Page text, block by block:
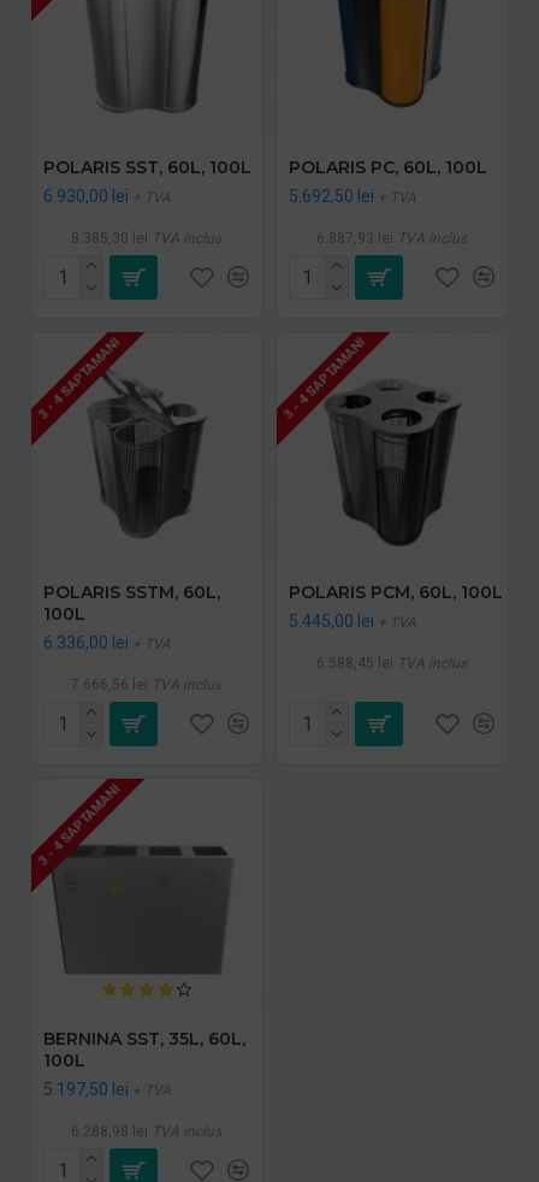
POLARIS SST, 60L, 100L
6.930,00 lei + TVA
8.385,30 lei TVA inclus
POLARIS PC, 60L, 100L
5.692,50 lei + TVA
6.887,93 lei TVA inclus
3 - 4 SAPTAMANI
POLARIS SSTM, 60L,
100L
6.336,00 lei + TVA
7.666,56 lei TVA inclus
3 - 4 SAPTAMANI
POLARIS PCM, 60L, 100L
5.445,00 lei + TVA
6.588,45 lei TVA inclus
3 - 4 SAPTAMANI
BERNINA SST, 35L, 60L,
100L
5.197,50 lei + TVA
6.288,98 lei TVA inclus